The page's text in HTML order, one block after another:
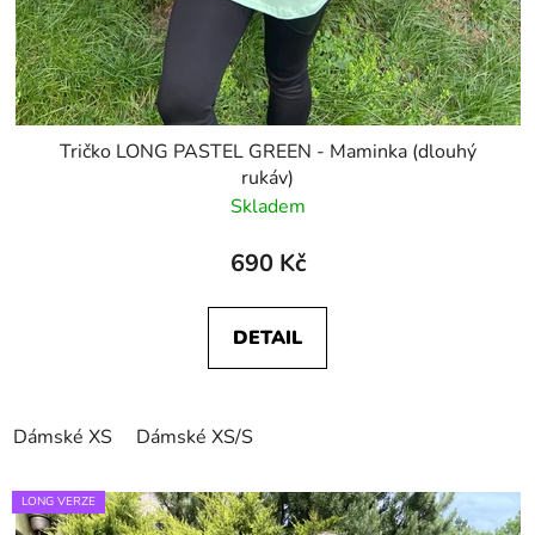
Tričko LONG PASTEL GREEN - Maminka (dlouhý
rukáv)
Skladem
690 Kč
DETAIL
Dámské XS Dámské XS/S
LONG VERZE